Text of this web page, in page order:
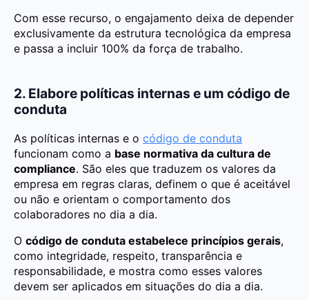
Com esse recurso, o engajamento deixa de depender
exclusivamente da estrutura tecnológica da empresa
e passa a incluir 100% da força de trabalho.
2. Elabore políticas internas e um código de
conduta
As políticas internas e o código de conduta
funcionam como a base normativa da cultura de
compliance. São eles que traduzem os valores da
empresa em regras claras, definem o que é aceitável
ou não e orientam o comportamento dos
colaboradores no dia a dia.
O código de conduta estabelece princípios gerais,
como integridade, respeito, transparência e
responsabilidade, e mostra como esses valores
devem ser aplicados em situações do dia a dia.